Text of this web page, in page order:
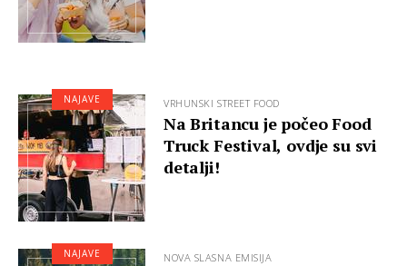
VRHUNSKI STREET FOOD
Na Britancu je počeo Food
Truck Festival, ovdje su svi
detalji!
NAJAVE
NOVA SLASNA EMISIJA
NAJAVE